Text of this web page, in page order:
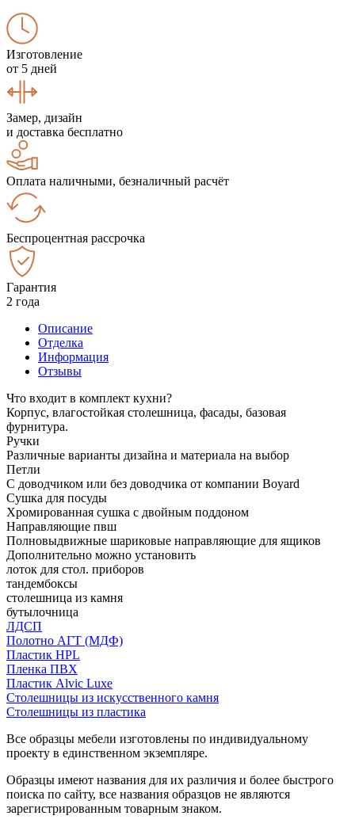
Изготовление
от 5 дней
Замер, дизайн
и доставка бесплатно
Оплата наличными, безналичный расчёт
Беспроцентная рассрочка
Гарантия
2 года
Описание
Отделка
Информация
Отзывы
Что входит в комплект кухни?
Корпус, влагостойкая столешница, фасады, базовая
фурнитура.
Ручки
Различные варианты дизайна и материала на выбор
Петли
С доводчиком или без доводчика от компании Boyard
Сушка для посуды
Хромированная сушка с двойным поддоном
Направляющие пвш
Полновыдвижные шариковые направляющие для ящиков
Дополнительно можно установить
лоток для стол. приборов
тандембоксы
столешница из камня
бутылочница
ЛДСП
Полотно АГТ (МДФ)
Пластик HPL
Пленка ПВХ
Пластик Alvic Luxe
Столешницы из искусственного камня
Столешницы из пластика
Все образцы мебели изготовлены по индивидуальному
проекту в единственном экземпляре.
Образцы имеют названия для их различия и более быстрого
поиска по сайту, все названия образцов не являются
зарегистрированным товарным знаком.